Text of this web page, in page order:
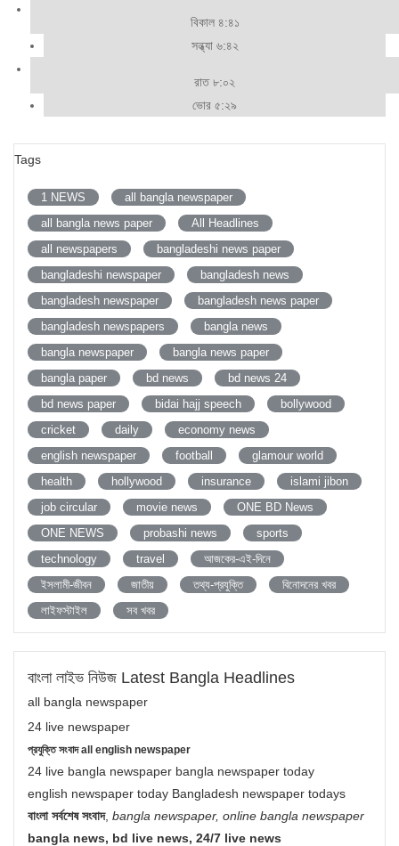
বিকাল ৪:৪১
সন্ধ্যা ৬:৪২
রাত ৮:০২
ভোর ৫:২৯
Tags
1 NEWS
all bangla newspaper
all bangla news paper
All Headlines
all newspapers
bangladeshi news paper
bangladeshi newspaper
bangladesh news
bangladesh newspaper
bangladesh news paper
bangladesh newspapers
bangla news
bangla newspaper
bangla news paper
bangla paper
bd news
bd news 24
bd news paper
bidai hajj speech
bollywood
cricket
daily
economy news
english newspaper
football
glamour world
health
hollywood insurance
islami jibon
job circular
movie news
ONE BD News
ONE NEWS
probashi news
sports
technology
travel
আজকের-এই-দিনে
ইসলামী-জীবন
জাতীয় তথ্য-প্রযুক্তি
বিনোদনের খবর
লাইফস্টাইল
সব খবর
বাংলা লাইভ নিউজ Latest Bangla Headlines
all bangla newspaper
24 live newspaper
প্রযুক্তি সংবাদ all english newspaper
24 live bangla newspaper bangla newspaper today
english newspaper today Bangladesh newspaper todays
বাংলা সর্বশেষ সংবাদ, bangla newspaper, online bangla newspaper
bangla news, bd live news, 24/7 live news